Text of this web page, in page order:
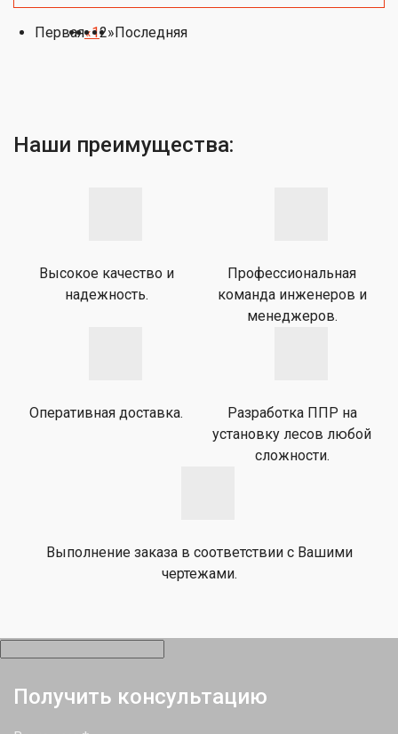
Первая«12»Последняя
Наши преимущества:
Высокое качество и
надежность.
Профессиональная
команда инженеров и
менеджеров.
Оперативная доставка.
Разработка ППР на
установку лесов любой
сложности.
Выполнение заказа в соответствии с Вашими
чертежами.
Получить консультацию